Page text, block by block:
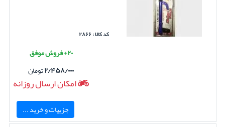
کد کالا : ۲۸۶۶
۲۰+ فروش موفق
۲/۴۵۸/۰۰۰تومان
امکان ارسال روزانه
جزییات و خرید ...